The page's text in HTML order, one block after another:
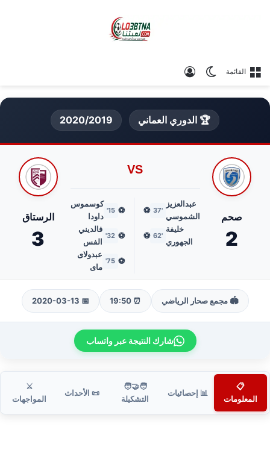
القائمة الوضع المظلم
🏆 الدوري العماني 2020/2019
صحم
2
VS
عبدالعزيز
الشموسي
'37
⚽
خليفة
الجهوري
'62
⚽
⚽
15'
كوسموس
داودا
⚽
32'
فالديني
الفس
⚽
75'
عبدولاى
ماى
الرستاق
3
🏟️ مجمع صحار الرياضي ⏰ 19:50
📅 2020-03-13
شارك النتيجة عبر واتساب
📋
المعلومات
📊 إحصائيات
🧑‍🤝‍🧑
التشكيلة
📜 الأحداث
⚔️
المواجهات